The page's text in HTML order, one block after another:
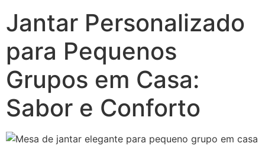
Jantar Personalizado
para Pequenos
Grupos em Casa:
Sabor e Conforto